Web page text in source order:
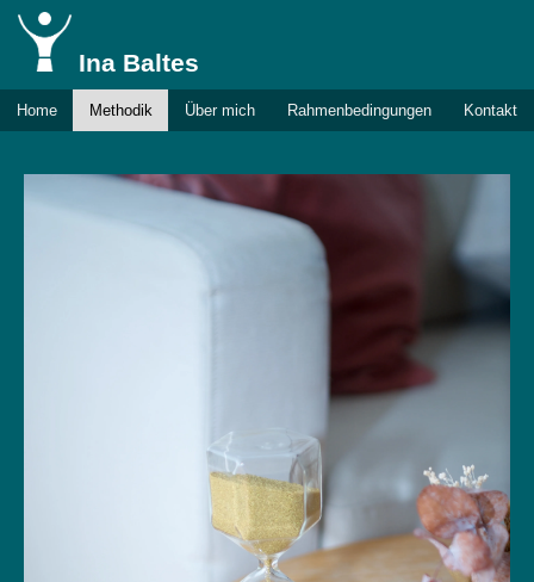
Ina Baltes
Home Methodik Über mich Rahmenbedingungen Kontakt